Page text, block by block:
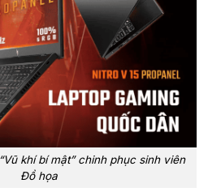
khí bí mật” chinh phục sinh viên
Đồ họa